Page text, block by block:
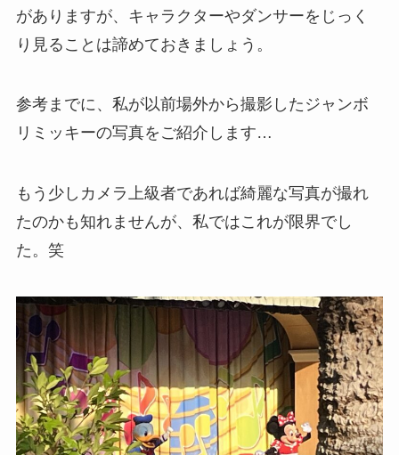
がありますが、キャラクターやダンサーをじっく
り見ることは諦めておきましょう。
参考までに、私が以前場外から撮影したジャンボ
リミッキーの写真をご紹介します…
もう少しカメラ上級者であれば綺麗な写真が撮れ
たのかも知れませんが、私ではこれが限界でし
た。笑